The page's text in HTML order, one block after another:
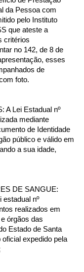
da Pessoa com
pelo Instituto
que ateste a
critérios
no 142, de 8 de
esses
de
foto.
A Lei Estadual nº
mediante
de Identidade
público e válido em
a sua idade,
DE SANGUE:
estadual nº
realizados em
órgãos das
Estado de Santa
expedido pela